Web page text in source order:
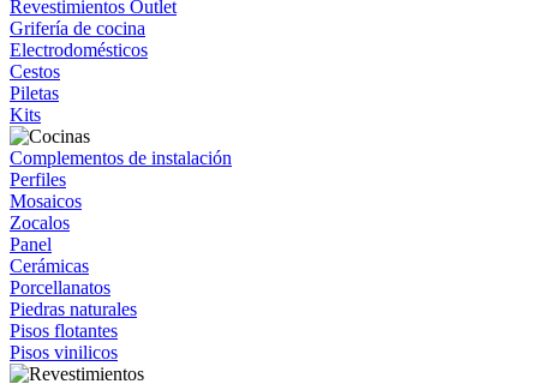
Revestimientos Outlet
Grifería de cocina
Electrodomésticos
Cestos
Piletas
Kits
Complementos de instalación
Perfiles
Mosaicos
Zocalos
Panel
Cerámicas
Porcellanatos
Piedras naturales
Pisos flotantes
Pisos vinilicos